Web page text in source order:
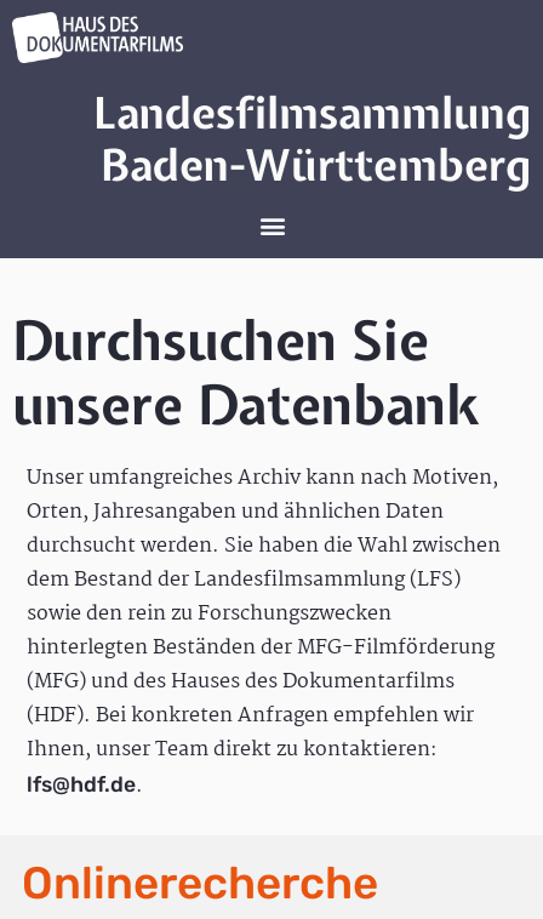
Landesfilmsammlung
Baden-Württemberg
Durchsuchen Sie
unsere Datenbank
Unser umfangreiches Archiv kann nach Motiven,
Orten, Jahresangaben und ähnlichen Daten
durchsucht werden. Sie haben die Wahl zwischen
dem Bestand der Landesfilmsammlung (LFS)
sowie den rein zu Forschungszwecken
hinterlegten Beständen der MFG-Filmförderung
(MFG) und des Hauses des Dokumentarfilms
(HDF). Bei konkreten Anfragen empfehlen wir
Ihnen, unser Team direkt zu kontaktieren:
lfs@hdf.de.
Onlinerecherche